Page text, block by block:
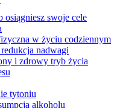
osiągniesz swoje cele
w życiu codziennym
redukcja nadwagi
i zdrowy tryb życia
tytoniu
alkoholu